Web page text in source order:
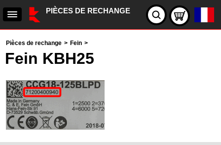
PIÈCES DE RECHANGE
Pièces de rechange > Fein >
Fein KBH25